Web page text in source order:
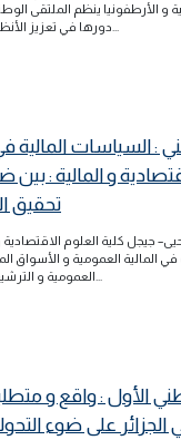
و الأرطفونيا ينظم الملتقى
: السياسات المالية
و المالية :
تحقيق
جيجل كلية العلوم الاقتصادية
المالية العمومية و الأسواق
الأول : واقع و
الجزائر على ضوء